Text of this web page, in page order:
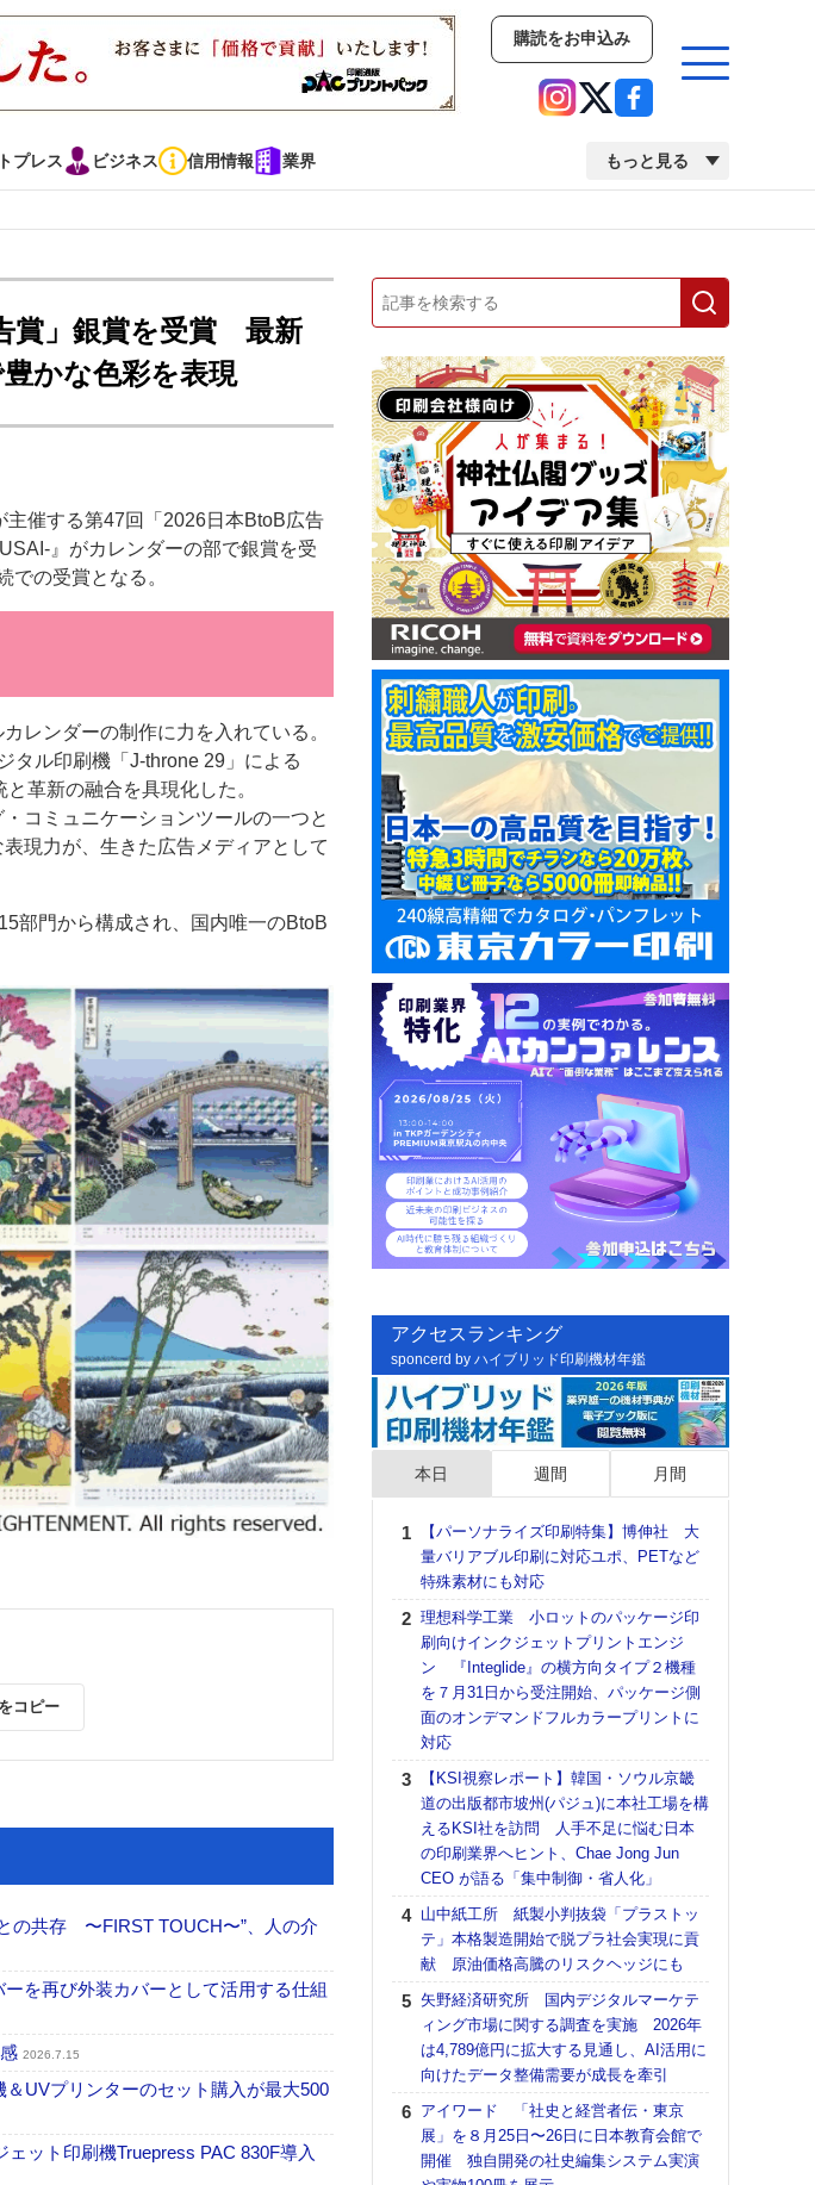
購読をお申込み
プレス ビジネス 信用情報 業界 もっと見る
イベント
ン
ビジネス イベント 信用情報 市場・統計 人事・移転・異動・訃報
2022 見える化・MIS特集
2022 検査・校正特集
賞」銀賞を受賞 最新
かな色彩を表現
催する第47回「2026日本BtoB広告
』がカレンダーの部で銀賞を受
の受賞となる。
レンダーの制作に力を入れている。
タル印刷機「J-throne 29」による
革新の融合を具現化した。
コミュニケーションツールの一つと
現力が、生きた広告メディアとして
部門から構成され、国内唯一のBtoB
コピー
の共存 〜FIRST TOUCH〜”、人の介
を再び外装カバーとして活用する仕組
2026.7.15
UVプリンターのセット購入が最大500
ット印刷機Truepress PAC 830F導入
アクセスランキング
sponcerd by ハイブリッド印刷機材年鑑
本日 週間 月間
【パーソナライズ印刷特集】博伸社 大
量バリアブル印刷に対応ユポ、PETなど
特殊素材にも対応
理想科学工業 小ロットのパッケージ印
刷向けインクジェットプリントエンジ
ン 『Integlide』の横方向タイプ２機種
を７月31日から受注開始、パッケージ側
面のオンデマンドフルカラープリントに
対応
【KSI視察レポート】韓国・ソウル京畿
道の出版都市坡州(パジュ)に本社工場を構
えるKSI社を訪問 人手不足に悩む日本
の印刷業界へヒント、Chae Jong Jun
CEO が語る「集中制御・省人化」
山中紙工所 紙製小判抜袋「プラストッ
テ」本格製造開始で脱プラ社会実現に貢
献 原油価格高騰のリスクヘッジにも
矢野経済研究所 国内デジタルマーケテ
ィング市場に関する調査を実施 2026年
は4,789億円に拡大する見通し、AI活用に
向けたデータ整備需要が成長を牽引
アイワード 「社史と経営者伝・東京
展」を８月25日〜26日に日本教育会館で
開催 独自開発の社史編集システム実演